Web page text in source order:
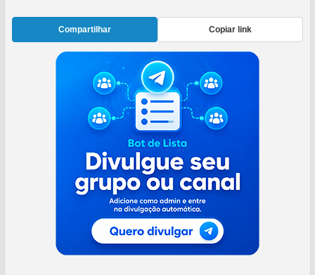
Compartilhar Copiar link